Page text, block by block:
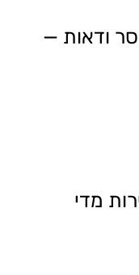
ודאות —
מדי